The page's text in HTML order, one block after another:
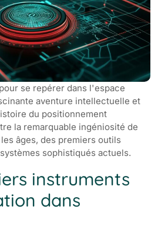
se repérer dans l'espace
aventure intellectuelle et
du positionnement
la remarquable ingéniosité de
âges, des premiers outils
sophistiqués actuels.
instruments
dans